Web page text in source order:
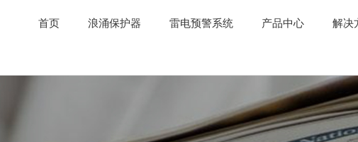
首页 浪涌保护器 雷电预警系统 产品中心 解决